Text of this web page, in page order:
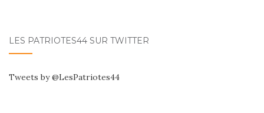
LES PATRIOTES44 SUR TWITTER
Tweets by @LesPatriotes44